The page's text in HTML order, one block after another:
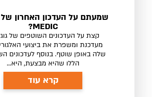
שמעתם על העדכון האחרון של
MEDIC?
קצת על העדכונים השוטפים של
מעדכנת ומשפרת את ביצועי
שלה באופן שוטף. בנוסף לעדכונים
הללו שהיא מבצעת, היא...
קרא עוד